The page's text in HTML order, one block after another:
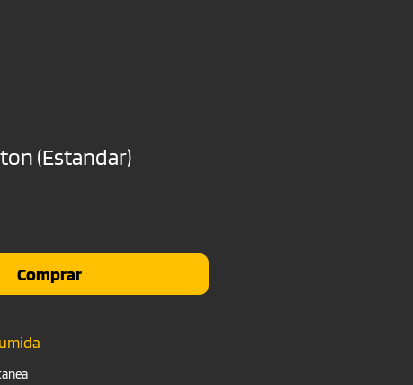
(Estandar)
Comprar